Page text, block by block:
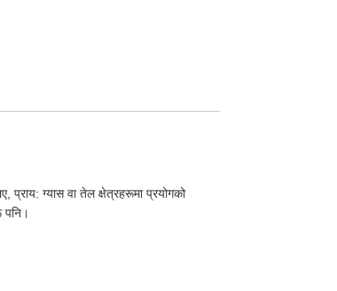
प्राय: ग्यास वा तेल क्षेत्रहरूमा प्रयोगको
पनि।